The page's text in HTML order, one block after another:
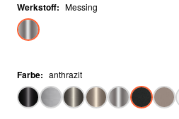
Für die Installation mit
Werkstoff: Messing
Farbe: anthrazit